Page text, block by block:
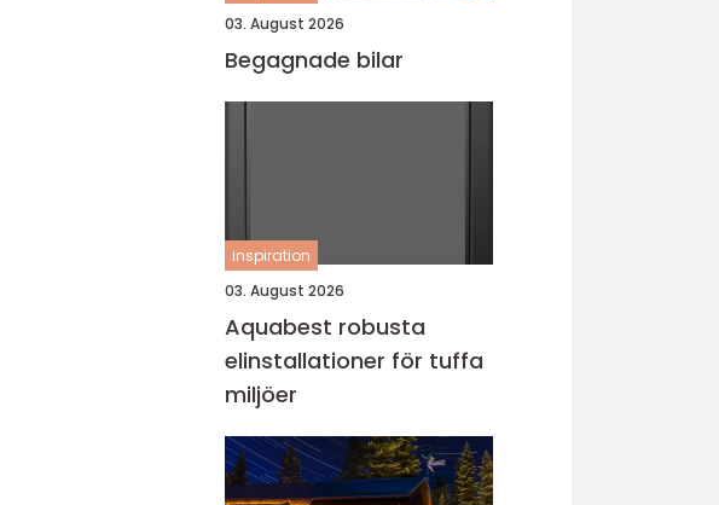
03. August 2026
Begagnade bilar
inspiration
03. August 2026
Aquabest robusta
elinstallationer för tuffa
miljöer